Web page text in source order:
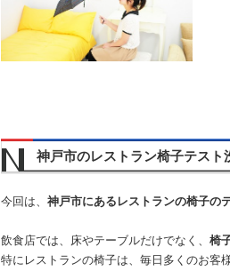
神戸市のレストラン椅子テス
今回は、 神戸市にあるレストランの椅子の
飲食店では、床やテーブルだけでなく、 椅
特にレストランの椅子は、毎日多くのお客